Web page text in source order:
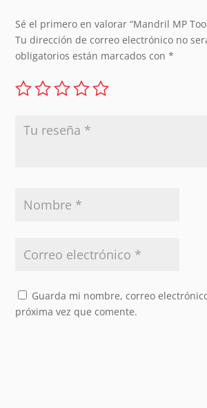
Sé el primero en valorar “Mandril MP
Tu dirección de correo electrónico no
obligatorios están marcados con *
Guarda mi nombre, correo
próxima vez que comente.